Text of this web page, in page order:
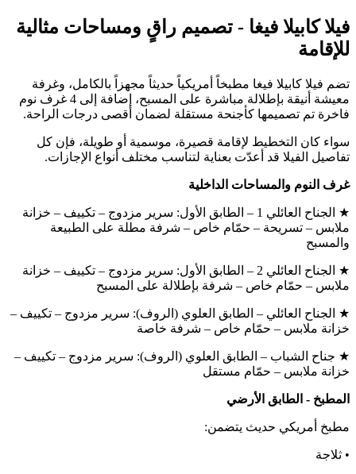
فيلا كابيلا فيغا - تصميم راقٍ ومساحات مثالية
للإقامة
تضم فيلا كابيلا فيغا مطبخاً أمريكياً حديثاً مجهزاً بالكامل، وغرفة
معيشة أنيقة بإطلالة مباشرة على المسبح، إضافة إلى 4 غرف نوم
فاخرة تم تصميمها كأجنحة مستقلة لضمان أقصى درجات الراحة.
سواء كان التخطيط لإقامة قصيرة، موسمية أو طويلة، فإن كل
تفاصيل الفيلا قد أعدّت بعناية لتناسب مختلف أنواع الإجازات.
غرف النوم والمساحات الداخلية
★ الجناح العائلي 1 – الطابق الأول: سرير مزدوج – تكييف – خزانة
ملابس – تسريحة – حمّام خاص – شرفة مطلة على الطبيعة
والمسبح
★ الجناح العائلي 2 – الطابق الأول: سرير مزدوج – تكييف – خزانة
ملابس – حمّام خاص – شرفة بإطلالة على المسبح
★ الجناح العائلي – الطابق العلوي (الروف): سرير مزدوج – تكييف –
خزانة ملابس – حمّام خاص – شرفة خاصة
★ جناح الشباب – الطابق العلوي (الروف): سرير مزدوج – تكييف –
خزانة ملابس – حمّام مستقل
المطبخ - الطابق الأرضي
مطبخ أمريكي حديث يتضمن:
• ثلاجة